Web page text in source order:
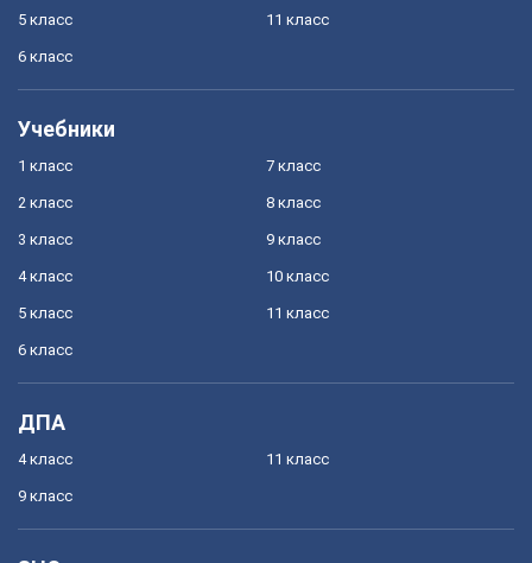
5 класс
6 класс
11 класс
Учебники
1 класс
2 класс
3 класс
4 класс
5 класс
6 класс
7 класс
8 класс
9 класс
10 класс
11 класс
ДПА
4 класс
9 класс
11 класс